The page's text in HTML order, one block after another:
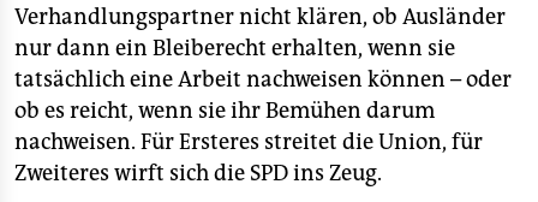
epaper login
Verhandlungspartner nicht klären, ob Ausländer
nur dann ein Bleiberecht erhalten, wenn sie
tatsächlich eine Arbeit nachweisen können – oder
ob es reicht, wenn sie ihr Bemühen darum
nachweisen. Für Ersteres streitet die Union, für
Zweiteres wirft sich die SPD ins Zeug.